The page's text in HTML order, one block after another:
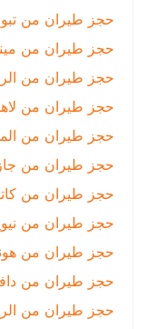
حجز طيران من تبوك إلى
حجز طيران من
حجز طيران من الرياض
حجز طيران من لاهور إلى
حجز طيران من المدينة
حجز طيران من جازان
حجز طيران من كاتماندو
حجز طيران من نيويورك
حجز طيران من هونولولو
حجز طيران من دافاو
حجز طيران من الرياض